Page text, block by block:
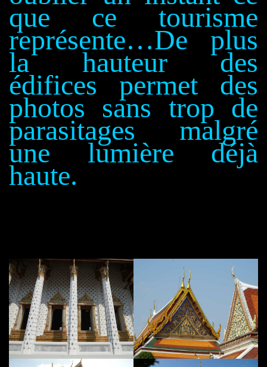
que ce tourisme
représente…De plus
la hauteur des
édifices permet des
photos sans trop de
parasitages malgré
une lumière déjà
haute.